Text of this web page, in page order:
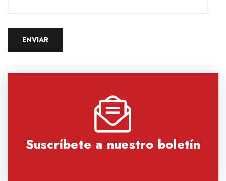
Suscríbete a nuestro boletín